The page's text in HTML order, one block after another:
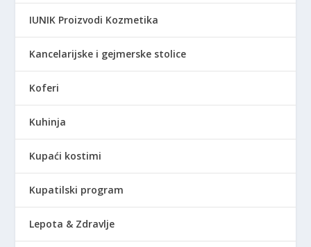
IUNIK Proizvodi Kozmetika
Kancelarijske i gejmerske stolice
Koferi
Kuhinja
Kupaći kostimi
Kupatilski program
Lepota & Zdravlje